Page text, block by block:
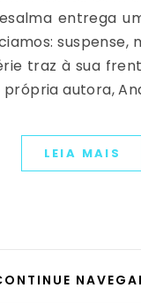
entrega
suspense,
traz à sua
autora,
LEIA MAIS